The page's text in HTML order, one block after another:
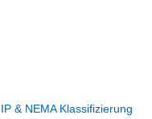
IP & NEMA Klassifizierung